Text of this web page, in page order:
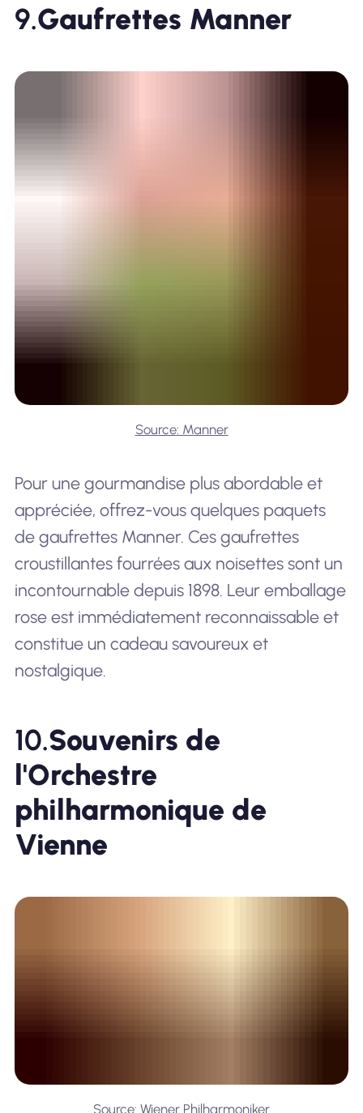
9.Gaufrettes Manner
Source: Manner
Pour une gourmandise plus abordable et
appréciée, offrez-vous quelques paquets
de gaufrettes Manner. Ces gaufrettes
croustillantes fourrées aux noisettes sont un
incontournable depuis 1898. Leur emballage
rose est immédiatement reconnaissable et
constitue un cadeau savoureux et
nostalgique.
10.Souvenirs de
l'Orchestre
philharmonique de
Vienne
Source: Wiener Philharmoniker